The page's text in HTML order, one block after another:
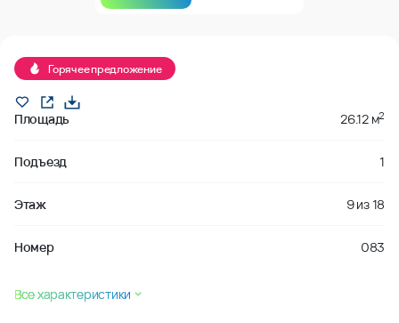
Горячее предложение
Площадь 26.12 м2
Подъезд 1
Этаж 9из18
Номер 083
Все характеристики